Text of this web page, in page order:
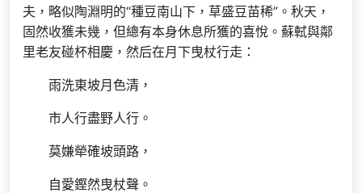
夫，略似陶淵明的“種豆南山下，草盛豆苗稀”。秋天，
固然收獲未幾，但總有本身休息所獲的喜悅。蘇軾與鄰
里老友碰杯相慶，然后在月下曳杖行走：
雨洗東坡月色清，
市人行盡野人行。
莫嫌犖確坡頭路，
自愛鏗然曳杖聲。